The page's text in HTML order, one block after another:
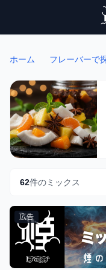
ホーム フレーバーで
62件のミックス
広告